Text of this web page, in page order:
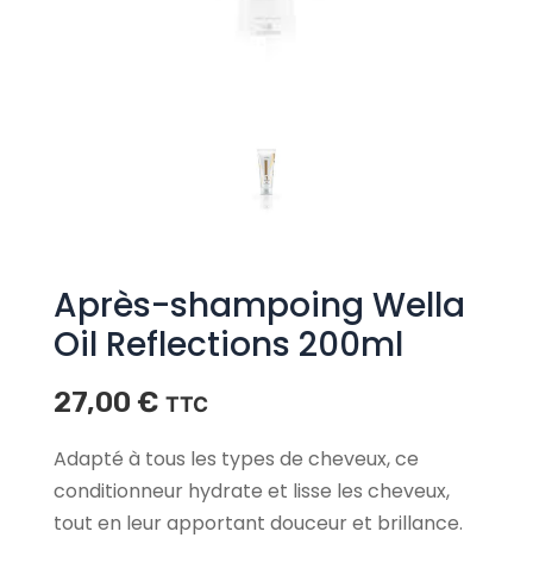
Après-shampoing Wella
Oil Reflections 200ml
27,00 € TTC
Adapté à tous les types de cheveux, ce
conditionneur hydrate et lisse les cheveux,
tout en leur apportant douceur et brillance.